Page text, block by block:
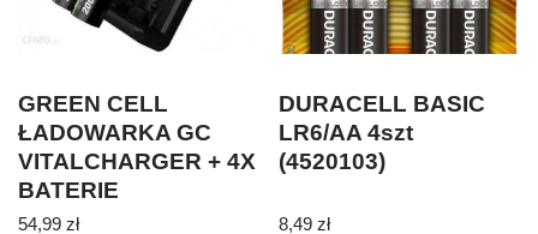
GREEN CELL
ŁADOWARKA GC
VITALCHARGER + 4X
BATERIE
AKUMULATORKI AA
54,99 zł
DURACELL BASIC
LR6/AA 4szt
(4520103)
8,49zł